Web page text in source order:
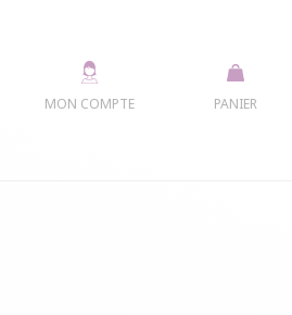
PANIER
MON COMPTE